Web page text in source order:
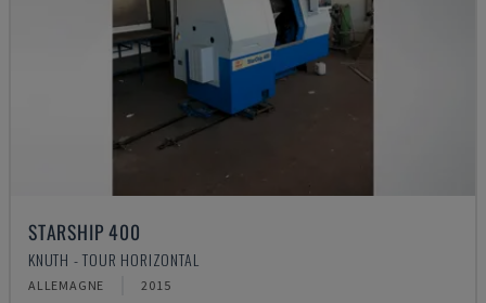
STARSHIP 400
KNUTH - TOUR HORIZONTAL
ALLEMAGNE 2015